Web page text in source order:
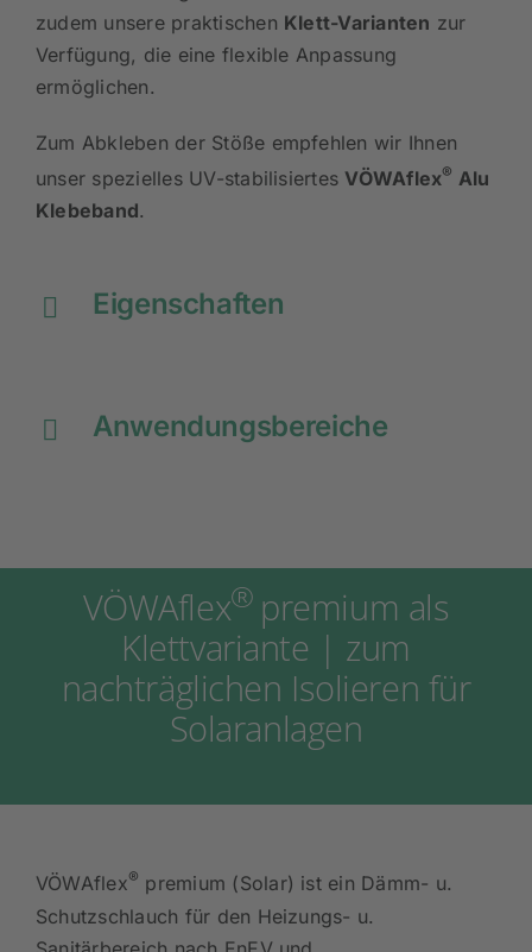
Für das nachträgliche Isolieren stehen Ihnen
zudem unsere praktischenKlett-Varianten
Verfügung, die eine flexible Anpassung
Zum Abkleben der Stöße empfehlen wir Ihnen
unser spezielles UV-stabilisiertes
Eigenschaften
Anwendungsbereiche
VÖWAflex® premium als
Klettvariante | zum
nachträglichen Isolieren für
Solaranlagen
VÖWAflex premium (Solar) ist ein Dämm- u.
Schutzschlauch für den Heizungs- u.